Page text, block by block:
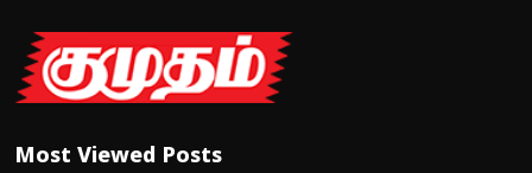
Most Viewed Posts